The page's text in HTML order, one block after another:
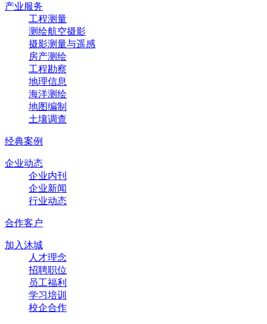
产业服务
工程测量
测绘航空摄影
摄影测量与遥感
房产测绘
工程勘察
地理信息
海洋测绘
地图编制
土壤调查
经典案例
企业动态
企业内刊
企业新闻
行业动态
合作客户
加入沐城
人才理念
招聘职位
员工福利
学习培训
校企合作